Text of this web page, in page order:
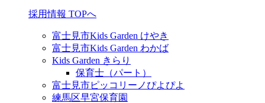
採用情報 TOPへ
富士見市Kids Garden けやき
富士見市Kids Garden わかば
Kids Garden きらり
保育士（パート）
富士見市ピッコリーノぴよぴよ
練馬区早宮保育園